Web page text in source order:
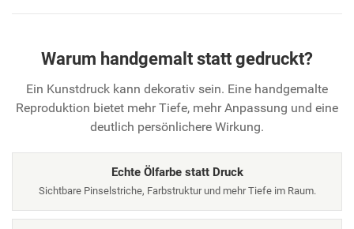
Warum handgemalt statt gedruckt?
Ein Kunstdruck kann dekorativ sein. Eine handgemalte
Reproduktion bietet mehr Tiefe, mehr Anpassung und eine
deutlich persönlichere Wirkung.
Echte Ölfarbe statt Druck
Sichtbare Pinselstriche, Farbstruktur und mehr Tiefe im Raum.